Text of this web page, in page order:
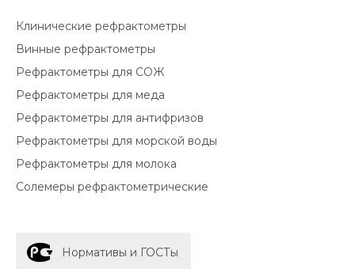
Клинические рефрактометры
Винные рефрактометры
Рефрактометры для СОЖ
Рефрактометры для меда
Рефрактометры для антифризов
Рефрактометры для морской воды
Рефрактометры для молока
Солемеры рефрактометрические
Нормативы и ГОСТы